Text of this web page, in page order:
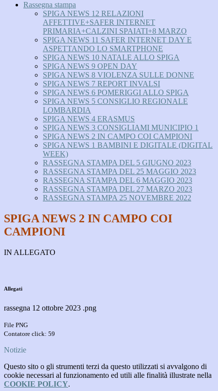
Rassegna stampa
SPIGA NEWS 12 RELAZIONI
AFFETTIVE+SAFER INTERNET
PRIMARIA+CALZINI SPAIATI+8 MARZO
SPIGA NEWS 11 SAFER INTERNET DAY E
ASPETTANDO LO SMARTPHONE
SPIGA NEWS 10 NATALE ALLO SPIGA
SPIGA NEWS 9 OPEN DAY
SPIGA NEWS 8 VIOLENZA SULLE DONNE
SPIGA NEWS 7 REPORT INVALSI
SPIGA NEWS 6 POMERIGGI ALLO SPIGA
SPIGA NEWS 5 CONSIGLIO REGIONALE
LOMBARDIA
SPIGA NEWS 4 ERASMUS
SPIGA NEWS 3 CONSIGLIAMI MUNICIPIO 1
SPIGA NEWS 2 IN CAMPO COI CAMPIONI
SPIGA NEWS 1 BAMBINI E DIGITALE (DIGITAL
WEEK)
RASSEGNA STAMPA DEL 5 GIUGNO 2023
RASSEGNA STAMPA DEL 25 MAGGIO 2023
RASSEGNA STAMPA DEL 6 MAGGIO 2023
RASSEGNA STAMPA DEL 27 MARZO 2023
RASSEGNA STAMPA 25 NOVEMBRE 2022
SPIGA NEWS 2 IN CAMPO COI
CAMPIONI
IN ALLEGATO
Allegati
rassegna 12 ottobre 2023 .png
File PNG
Contatore click: 59
Notizie
Questo sito o gli strumenti terzi da questo utilizzati si avvalgono di
cookie necessari al funzionamento ed utili alle finalità illustrate nella
COOKIE POLICY.